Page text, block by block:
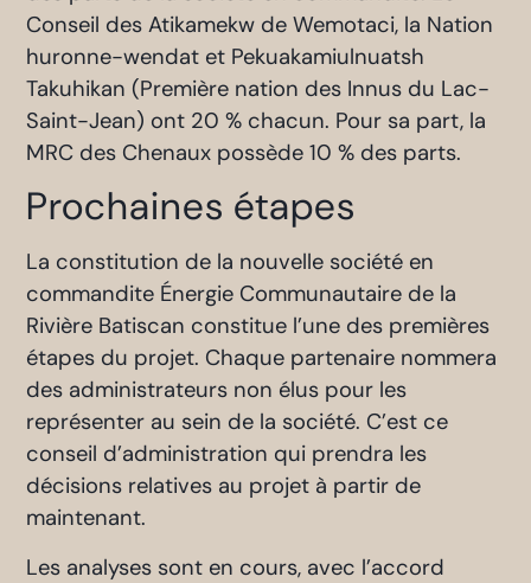
Conseil des Atikamekw de Wemotaci, la Nation
huronne-wendat et Pekuakamiulnuatsh
Takuhikan (Première nation des Innus du Lac-
Saint-Jean) ont 20 % chacun. Pour sa part, la
MRC des Chenaux possède 10 % des parts.
Prochaines étapes
La constitution de la nouvelle société en
commandite Énergie Communautaire de la
Rivière Batiscan constitue l’une des premières
étapes du projet. Chaque partenaire nommera
des administrateurs non élus pour les
représenter au sein de la société. C’est ce
conseil d’administration qui prendra les
décisions relatives au projet à partir de
maintenant.
Les analyses sont en cours, avec l’accord